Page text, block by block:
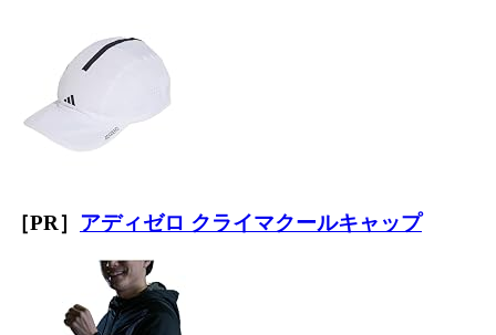
［PR］ アディゼロ クライマクールキャップ